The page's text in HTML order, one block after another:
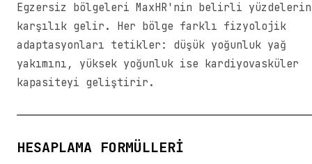
Egzersiz bölgeleri MaxHR'nin belirli
karşılık gelir. Her bölge farklı fizyolojik
adaptasyonları tetikler: düşük yoğunluk yağ
yakımını, yüksek yoğunluk ise kardiyovasküler
kapasiteyi geliştirir.
HESAPLAMA FORMÜLLERI